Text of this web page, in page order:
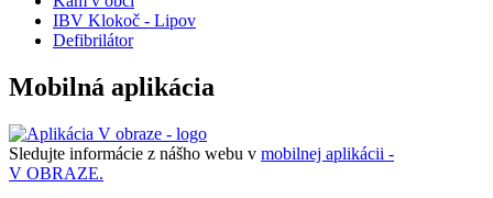
IBV Klokoč - Lipov
Defibrilátor
Mobilná aplikácia
Sledujte informácie z nášho webu v mobilnej aplikácii -
V OBRAZE.